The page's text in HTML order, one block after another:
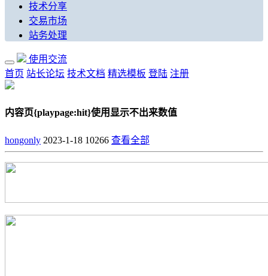
技术分享
交易市场
站务处理
使用交流
首页 站长论坛 技术文档 精选模板 登陆 注册
内容页{playpage:hit}使用显示不出来数值
hongonly 2023-1-18 10266 查看全部